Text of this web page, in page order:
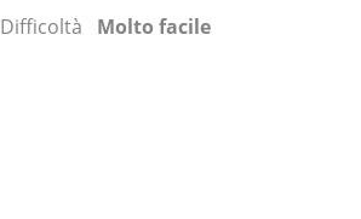
Difficoltà Molto facile